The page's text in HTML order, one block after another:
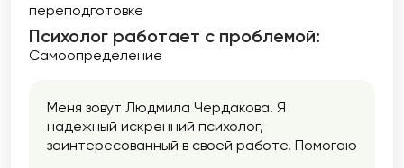
переподготовке
Психолог работает с проблемой:
Самоопределение
Меня зовут Людмила Чердакова. Я
надежный искренний психолог,
заинтересованный в своей работе. Помогаю